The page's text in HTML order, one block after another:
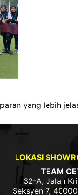
yang lebih
LOKASI
TEAM
32-A, Jalan
Seksyen 7,